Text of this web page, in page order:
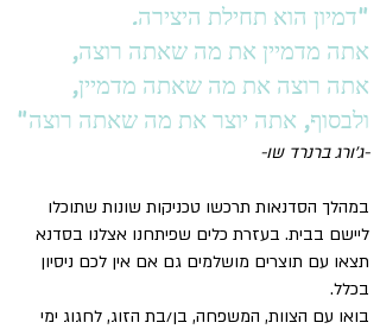
"דמיון הוא תחילת היצירה.
אתה מדמיין את מה שאתה רוצה,
אתה רוצה את מה שאתה מדמיין,
ולבסוף, אתה יוצר את מה שאתה רוצה"
-ג'ורג ברנרד שו-
במהלך הסדנאות תרכשו טכניקות שונות שתוכלו
ליישם בבית. בעזרת כלים שפיתחנו אצלנו בסדנא
תצאו עם תוצרים מושלמים גם אם אין לכם ניסיון
בכלל.
בואו עם הצוות, המשפחה, בן/בת הזוג, לחגוג ימי